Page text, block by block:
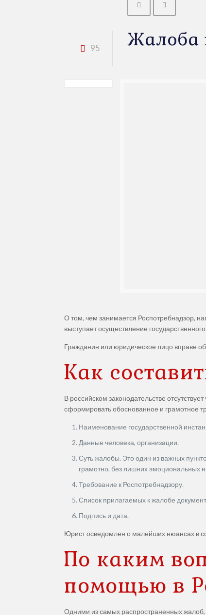
95 Жалоба
О том, чем занимается Роспотребнадзор,
выступает осуществление
Гражданин или юридическое лицо вправе
Как
В российском законодательстве
сформировать обоснованное и грамотное
Наименование государственной
Данные человека, организации.
Суть жалобы. Это один из важных
грамотно, без лишних эмоциональных
Требование к Роспотребнадзору.
Список прилагаемых к жалобе
Подпись и дата.
Юрист осведомлен о малейших нюансах в
По каким
помощью в
Одними из самых распространенных жалоб,